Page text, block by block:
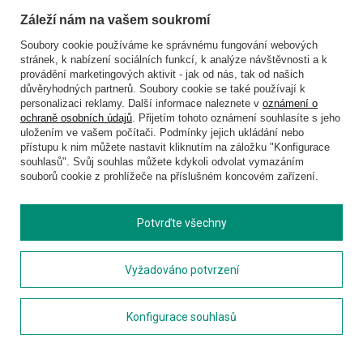
Pánské batohy
Dětské batohy
Opasky
Akce
Značky
Alpaka
Bugatti
Cabeau
CAT - Caterpillar
Cotopaxi
Derby
Doppler
Dr.Bacty
Ostrichpillow
Rollink
Thule
Travelite
Travel Blue
Pierre Cardin
Pack
Primus
Roncato
Rolser
United Colors of Benetton
Záleží nám na vašem soukromí
Soubory cookie používáme ke správnému fungování webových
stránek, k nabízení sociálních funkcí, k analýze návštěvnosti a k
provádění marketingových aktivit - jak od nás, tak od našich
důvěryhodných partnerů. Soubory cookie se také používají k
personalizaci reklamy. Další informace naleznete v oznámení o
ochraně osobních údajů. Přijetím tohoto oznámení souhlasíte s jeho
uložením ve vašem počítači. Podmínky jejich ukládání nebo
přístupu k nim můžete nastavit kliknutím na záložku "Konfigurace
souhlasů". Svůj souhlas můžete kdykoli odvolat vymazáním
souborů cookie z prohlížeče na příslušném koncovém zařízení.
Vyžadováno potvrzení
Konfigurace souhlasů
Potvrďte všechny